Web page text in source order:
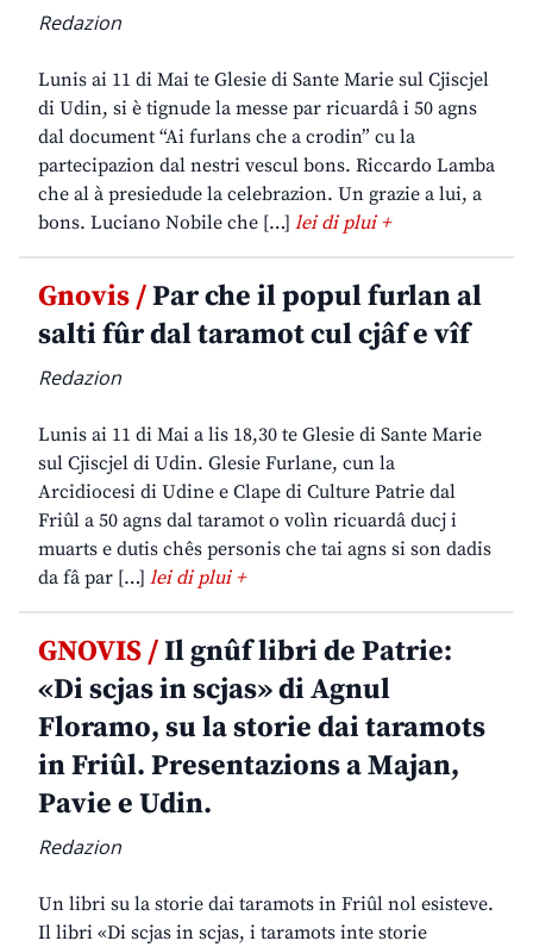
Redazion
Lunis ai 11 di Mai te Glesie di Sante Marie sul Cjiscjel
di Udin, si è tignude la messe par ricuardâ i 50 agns
dal document “Ai furlans che a crodin” cu la
partecipazion dal nestri vescul bons. Riccardo Lamba
che al à presiedude la celebrazion. Un grazie a lui, a
bons. Luciano Nobile che […] lei di plui +
Gnovis /Par che il popul furlan al
salti fûr dal taramot cul cjâf e vîf
Redazion
Lunis ai 11 di Mai a lis 18,30 te Glesie di Sante Marie
sul Cjiscjel di Udin. Glesie Furlane, cun la
Arcidiocesi di Udine e Clape di Culture Patrie dal
Friûl a 50 agns dal taramot o volìn ricuardâ ducj i
muarts e dutis chês personis che tai agns si son dadis
da fâ par […] lei di plui +
GNOVIS /Il gnûf libri de Patrie:
«Di scjas in scjas» di Agnul
Floramo, su la storie dai taramots
in Friûl. Presentazions a Majan,
Pavie e Udin.
Redazion
Un libri su la storie dai taramots in Friûl nol esisteve.
Il libri «Di scjas in scjas, i taramots inte storie